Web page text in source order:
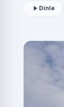
Dinle